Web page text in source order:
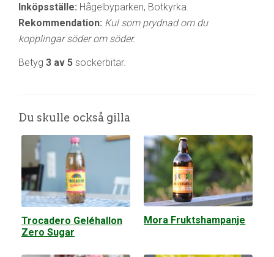
Inköpsställe: Hågelbyparken, Botkyrka.
Rekommendation: Kul som prydnad om du
kopplingar söder om söder.
Betyg 3 av 5 sockerbitar.
Du skulle också gilla
Trocadero Geléhallon
Zero Sugar
Mora Fruktshampanje